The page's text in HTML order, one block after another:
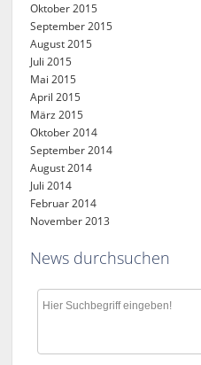
Oktober 2015
September 2015
August 2015
Juli 2015
Mai 2015
April 2015
März 2015
Oktober 2014
September 2014
August 2014
Juli 2014
Februar 2014
November 2013
News durchsuchen